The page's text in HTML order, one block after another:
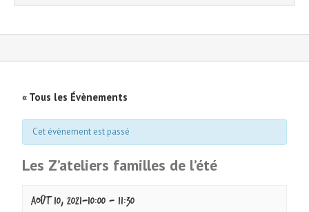
« Tous les Évènements
Cet évènement est passé
Les Z’ateliers familles de l’été
août 10, 2021-10:00 - 11:30